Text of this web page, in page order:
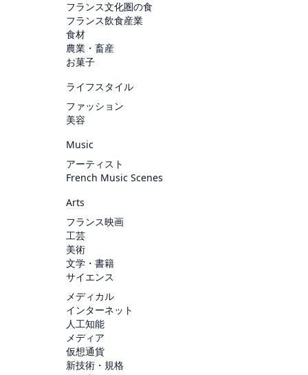
フランス文化圏の食
フランス飲食産業
食材
農業・畜産
お菓子
ライフスタイル
ファッション
美容
Music
アーティスト
French Music Scenes
Arts
フランス映画
工芸
美術
文学・書籍
サイエンス
メディカル
インターネット
人工知能
メディア
仮想通貨
新技術・規格